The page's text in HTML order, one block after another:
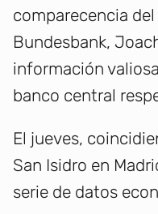
comparecencia
Bundesbank,
información
banco central
El jueves,
San Isidro en
serie de datos